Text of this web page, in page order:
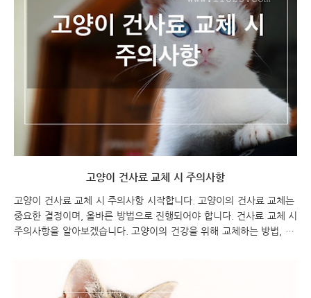
건사료 습식 고양이 건사료 습식사료 고양이 건사료 vs 습식사료 건사
료와 습식사료는 두 가지 대표적인 고양이 사료 유형입니다. 각각의 특
징을 살펴보겠습니다. 건사료: 건조된 형..
고양이 건사료 교체 시 주의사항
고양이 건사료 교체 시 주의사항 시작합니다. 고양이의 건사료 교체는
중요한 결정이며, 올바른 방법으로 진행되어야 합니다. 건사료 교체 시
주의사항을 알아보겠습니다. 고양이의 건강을 위해 교체하는 방법, 영
와 상의, 급격한 교체 피하기 등을 알아보세요. 고양이를 위한 건사료
교체를 효과적으로 진행하는 방법에 대해 알려드립니다. 고양이 건사
료 교체 시 주의사항 고양이 건사료 고양이 건사료 교체 시 주의사항